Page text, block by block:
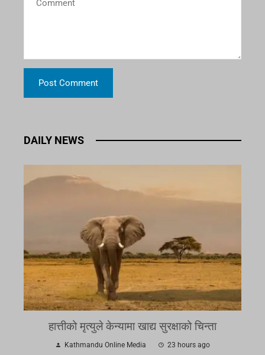
DAILY NEWS
हात्तीको मृत्युले केन्यामा खाद्य सुरक्षाको चिन्ता
Kathmandu Online Media 23 hours ago